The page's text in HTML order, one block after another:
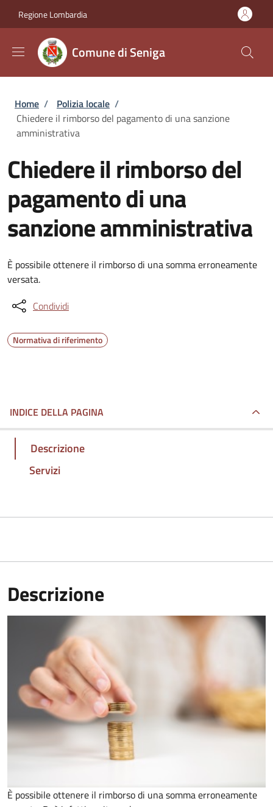
Regione Lombardia
Comune di Seniga
Briciole di pane
Home / Polizia locale /
Chiedere il rimborso del pagamento di una sanzione
amministrativa
Chiedere il rimborso del
pagamento di una
sanzione amministrativa
È possibile ottenere il rimborso di una somma erroneamente
versata.
Condividi
Normativa di riferimento
INDICE DELLA PAGINA
Descrizione
Servizi
Descrizione
È possibile ottenere il rimborso di una somma erroneamente